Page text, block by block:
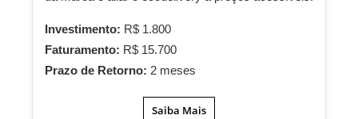
Investimento: R$ 1.800
Faturamento: R$ 15.700
Prazo de Retorno: 2 meses
Saiba Mais